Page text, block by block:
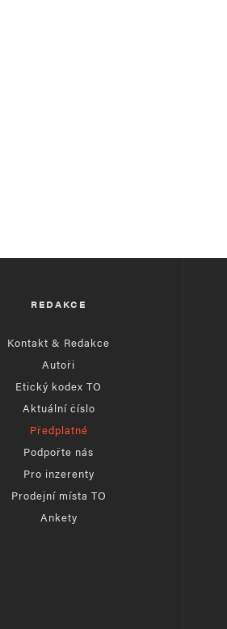
REDAKCE
Kontakt & Redakce
Autoři
Etický kodex TO
Aktuální číslo
Předplatné
Podpořte nás
Pro inzerenty
Prodejní místa TO
Ankety